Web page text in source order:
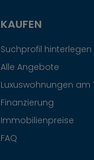
KAUFEN
Suchprofil hinterlegen
Alle Angebote
Luxuswohnungen am
Finanzierung
Immobilienpreise
FAQ